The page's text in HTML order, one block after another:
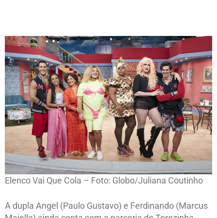
Elenco Vai Que Cola – Foto: Globo/Juliana Coutinho
A dupla Angel (Paulo Gustavo) e Ferdinando (Marcus